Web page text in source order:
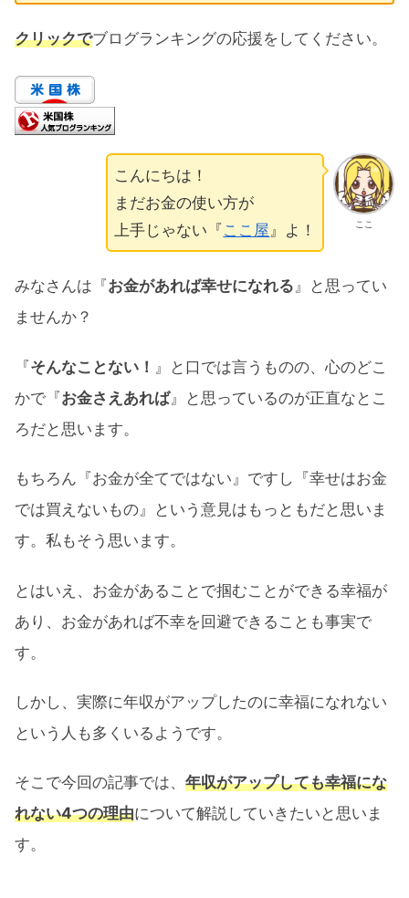
クリックでブログランキングの応援をしてください。
ここ
こんにちは！
まだお金の使い方が
上手じゃない『 ここ屋』よ！
みなさんは『お金があれば幸せになれる』と思ってい
ませんか？
『そんなことない！ 』と口では言うものの、心のどこ
かで『お金さえあれば』と思っているのが正直なとこ
ろだと思います。
もちろん『お金が全てではない』ですし『幸せはお金
では買えないもの』という意見はもっともだと思いま
す。私もそう思います。
とはいえ、お金があることで掴むことができる幸福が
あり、お金があれば不幸を回避できることも事実で
す。
しかし、実際に年収がアップしたのに幸福になれない
という人も多くいるようです。
そこで今回の記事では、 年収がアップしても幸福にな
れない4つの理由について解説していきたいと思いま
す。